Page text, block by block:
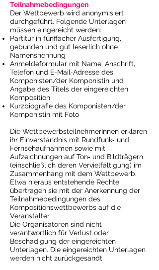
Teilnahmebedingungen
Der Wettbewerb wird anonymisiert
durchgeführt. Folgende Unterlagen
müssen eingereicht werden:
Partitur in fünffacher Ausfertigung,
gebunden und gut leserlich ohne
Namensnennung
Anmeldeformular mit Name, Anschrift,
Telefon und E‐Mail‐Adresse des
Komponisten/der Komponistin und
Angabe des Titels der eingereichten
Komposition
Kurzbiografie des Komponisten/der
Komponistin mit Foto
Die WettbewerbsteilnehmerInnen erklären
ihr Einverständnis mit Rundfunk‐ und
Fernsehaufnahmen sowie mit
Aufzeichnungen auf Ton‐ und Bildträgern
(einschließlich deren Vervielfältigung) im
Zusammenhang mit dem Wettbewerb.
Etwa hieraus entstehende Rechte
übertragen sie mit der Anerkennung der
Teilnahmebedingungen des
Kompositionswettbewerbs auf die
Veranstalter.
Die Organisatoren sind nicht
verantwortlich für Verlust oder
Beschädigung der eingereichten
Unterlagen. Die eingereichten Unterlagen
werden nicht zurückgesandt.